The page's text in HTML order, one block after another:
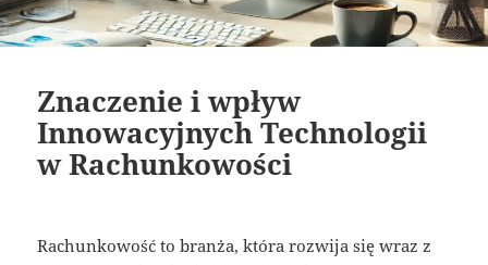
Znaczenie i wpływ
Innowacyjnych Technologii
w Rachunkowości
Rachunkowość to branża, która rozwija się wraz z